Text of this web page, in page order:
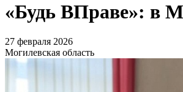
«Будь ВПраве»: в
27 февраля 2026
Могилевская область